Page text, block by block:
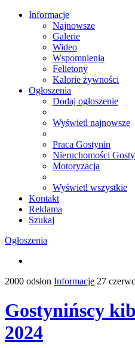
Informacje
Najnowsze
Galerie
Wideo
Wspomnienia
Felietony
Kalorie żywności
Ogłoszenia
Dodaj ogłoszenie
Wyświetl najnowsze
Praca Gostynin
Nieruchomości
Motoryzacja
Wyświetl wszystkie
Kontakt
Reklama
Szukaj
Ogłoszenia
2000 odsłon Informacje 27
Gostynińscy
2024